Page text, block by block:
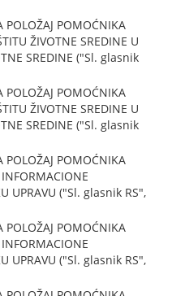
POLOŽAJ POMOĆNIKA
ŽIVOTNE SREDINE U
SREDINE ("Sl. glasnik
POLOŽAJ POMOĆNIKA
ŽIVOTNE SREDINE U
SREDINE ("Sl. glasnik
POLOŽAJ POMOĆNIKA
UPRAVU ("Sl. glasnik RS",
POLOŽAJ POMOĆNIKA
UPRAVU ("Sl. glasnik RS",